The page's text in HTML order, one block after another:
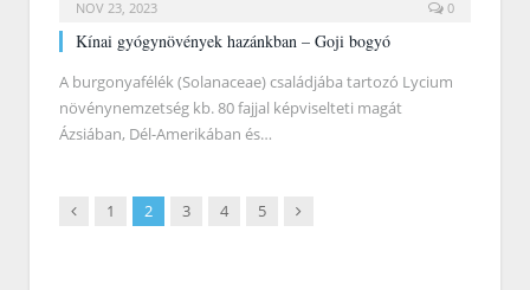
NOV 23, 2023 0
Kínai gyógynövények hazánkban – Goji bogyó
A burgonyafélék (Solanaceae) családjába tartozó Lycium
növénynemzetség kb. 80 fajjal képviselteti magát
Ázsiában, Dél­-Amerikában és…
Previous
1 2 3 4 5 Next